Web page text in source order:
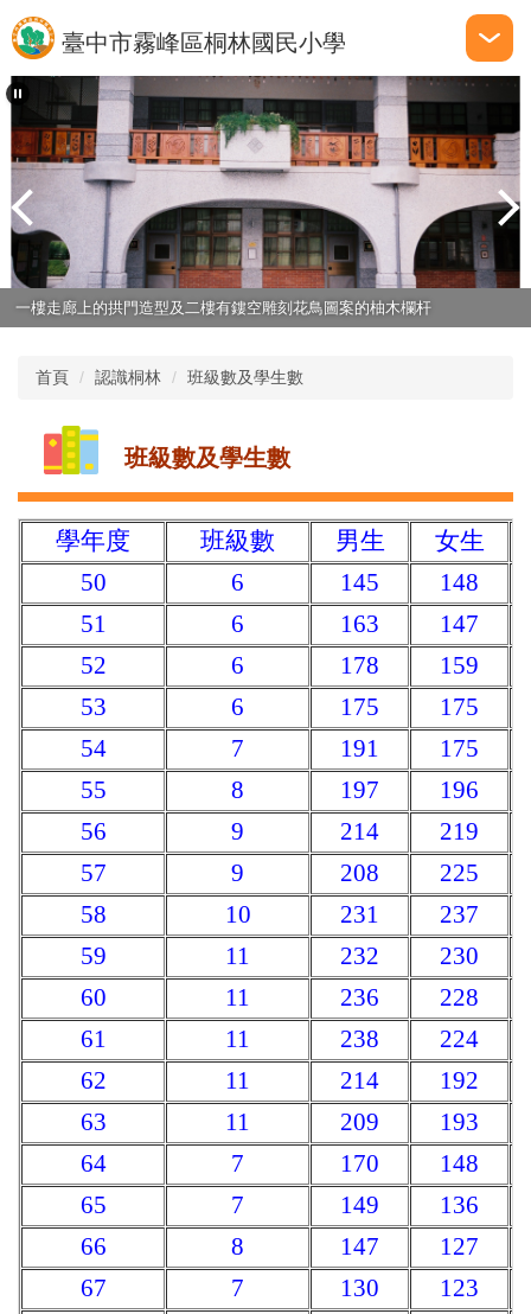
跳
到
要
容
區
臺中市霧峰區桐林國民小學
一樓走廊上的拱門造型及二樓有鏤空雕刻花鳥圖案的柚木欄杆
首頁 認識桐林 班級數及學生數
班級數及學生數
學年度 班級數 男生
女生
50
6 145
148
51
6 163
147
52
6 178
159
53
6 175
175
54
7 191
175
55
8 197
196
56
9 214
219
57
9 208
225
58
10 231
237
59
11 232
230
60
11 236
228
61
11 238
224
62
11 214
192
63
11 209
193
64
7 170
148
65
7 149
136
66
8 147
127
67
7 130
123